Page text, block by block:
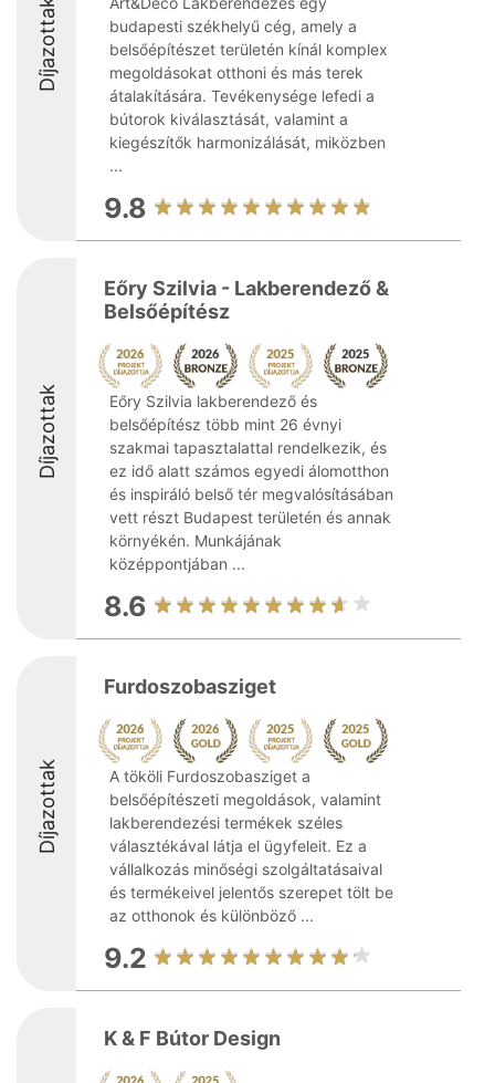
Díjazottak
budapesti székhelyű cég, amely a
belsőépítészet területén kínál komplex
megoldásokat otthoni és más terek
átalakítására. Tevékenysége lefedi a
bútorok kiválasztását, valamint a
kiegészítők harmonizálását, miközben
...
9.8
Díjazottak
Eőry Szilvia - Lakberendező &
Belsőépítész
Eőry Szilvia lakberendező és
belsőépítész több mint 26 évnyi
szakmai tapasztalattal rendelkezik, és
ez idő alatt számos egyedi álomotthon
és inspiráló belső tér megvalósításában
vett részt Budapest területén és annak
környékén. Munkájának
középpontjában ...
8.6
Díjazottak
Furdoszobasziget
A tököli Furdoszobasziget a
belsőépítészeti megoldások, valamint
lakberendezési termékek széles
választékával látja el ügyfeleit. Ez a
vállalkozás minőségi szolgáltatásaival
és termékeivel jelentős szerepet tölt be
az otthonok és különböző ...
9.2
K & F Bútor Design